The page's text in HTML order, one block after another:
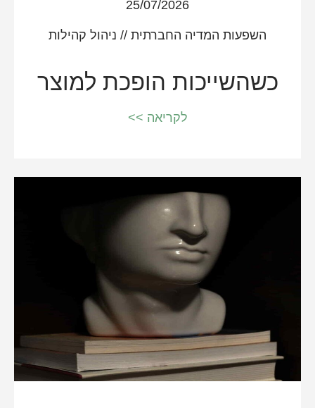
25/07/2026
השפעות המדיה החברתית// ניהול קהילות
כשהשייכות הופכת למוצר
לקריאה >>